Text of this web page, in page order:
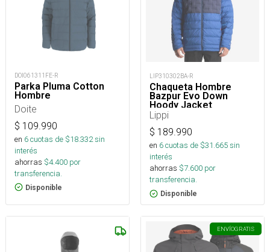
DOI061311FE-R
Parka Pluma Cotton
Hombre
Doite
$ 109.990
en 6cuotas de $18.332sin
interés
ahorras $4.400 por
transferencia.
Disponible
LIP310302BA-R
Chaqueta Hombre
Bazpur Evo Down
Hoody Jacket
Lippi
$ 189.990
en 6cuotas de $31.665sin
interés
ahorras $7.600 por
transferencia.
Disponible
ENVÍOGRATIS